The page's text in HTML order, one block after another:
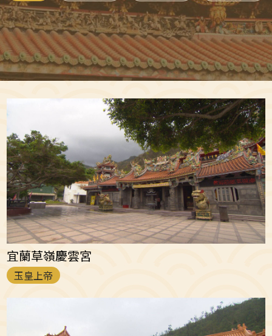
宜蘭草嶺慶雲宮
玉皇上帝